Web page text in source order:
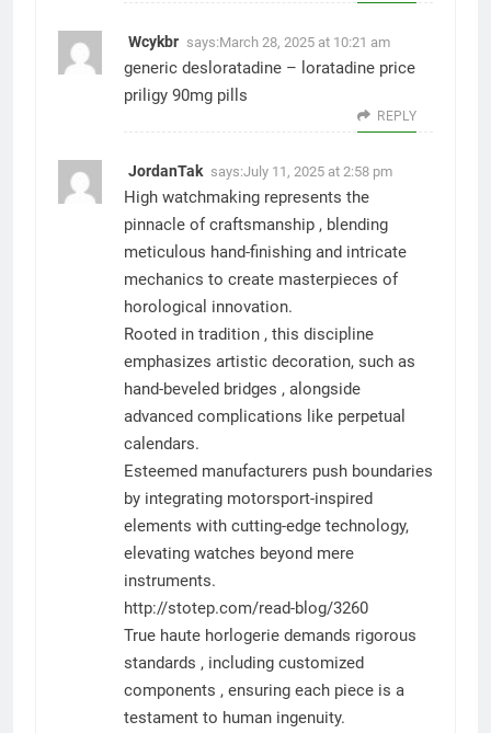
Wcykbr says:March 28, 2025 at 10:21 am
generic desloratadine – loratadine price
priligy 90mg pills
REPLY
JordanTak says:July 11, 2025 at 2:58 pm
High watchmaking represents the
pinnacle of craftsmanship , blending
meticulous hand-finishing and intricate
mechanics to create masterpieces of
horological innovation.
Rooted in tradition , this discipline
emphasizes artistic decoration, such as
hand-beveled bridges , alongside
advanced complications like perpetual
calendars.
Esteemed manufacturers push boundaries
by integrating motorsport-inspired
elements with cutting-edge technology,
elevating watches beyond mere
instruments.
http://stotep.com/read-blog/3260
True haute horlogerie demands rigorous
standards , including customized
components , ensuring each piece is a
testament to human ingenuity.